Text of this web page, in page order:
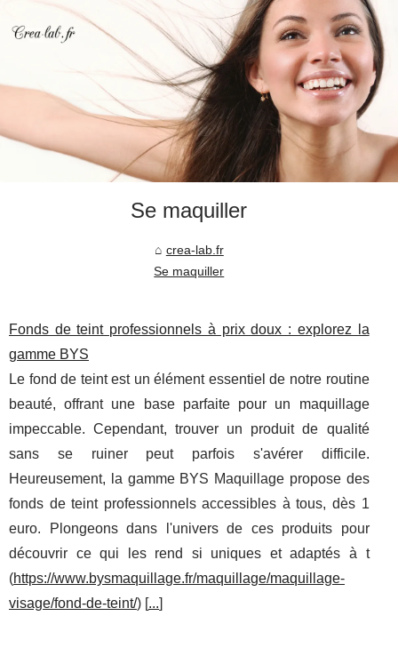
Se maquiller
crea-lab.fr
Se maquiller
Fonds de teint professionnels à prix doux : explorez la
gamme BYS
Le fond de teint est un élément essentiel de notre routine
beauté, offrant une base parfaite pour un maquillage
impeccable. Cependant, trouver un produit de qualité
sans se ruiner peut parfois s'avérer difficile.
Heureusement, la gamme BYS Maquillage propose des
fonds de teint professionnels accessibles à tous, dès 1
euro. Plongeons dans l'univers de ces produits pour
découvrir ce qui les rend si uniques et adaptés à t
(https://www.bysmaquillage.fr/maquillage/maquillage-
visage/fond-de-teint/) [...]